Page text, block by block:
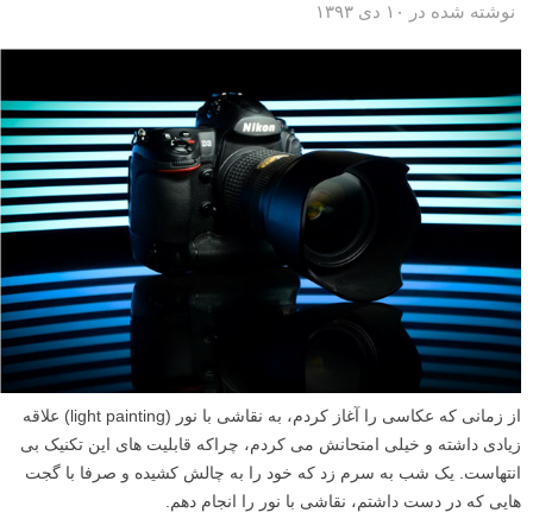
نوشته شده در ۱۰ دی ۱۳۹۳
از زمانی که عکاسی را آغاز کردم، به نقاشی با نور (light painting) علاقه
زیادی داشته و خیلی امتحانش می کردم، چراکه قابلیت های این تکنیک بی
انتهاست. یک شب به سرم زد که خود را به چالش کشیده و صرفا با گجت
هایی که در دست داشتم، نقاشی با نور را انجام دهم.